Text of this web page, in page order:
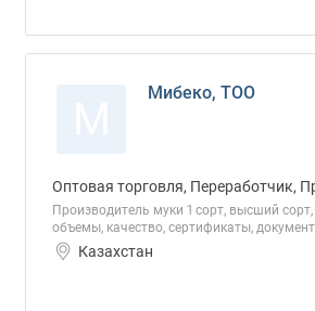
Мибеко, ТОО
Оптовая торговля, Переработчик,
Производитель муки 1 сорт, высший
объемы, качество, сертификаты,
Казахстан